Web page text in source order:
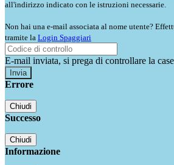
all'indirizzo indicato con le istruzioni necessarie.
Non hai una e-mail associata al nome utente?
tramite la Login Spaggiari
E-mail inviata, si prega di controllare la
Errore
Chiudi
Successo
Chiudi
Informazione